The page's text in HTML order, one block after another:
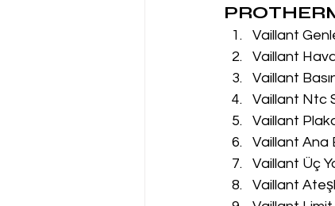
Vaillant
Vaillant
Vaillant
Vaillant Ntc
Vaillant
Vaillant Ana
Vaillant Üç
Vaillant